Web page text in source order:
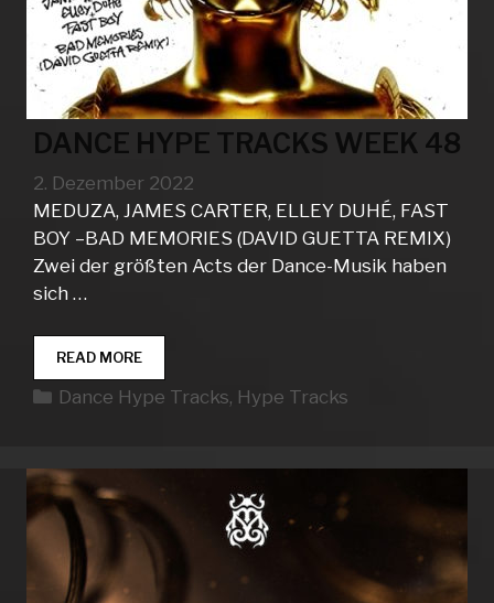
DANCE HYPE TRACKS WEEK 48
2. Dezember 2022
MEDUZA, JAMES CARTER, ELLEY DUHÉ, FAST
BOY –BAD MEMORIES (DAVID GUETTA REMIX)
Zwei der größten Acts der Dance-Musik haben
sich …
READ MOREDANCE
HYPE
TRACKS
Kategorien
Dance Hype Tracks, Hype Tracks